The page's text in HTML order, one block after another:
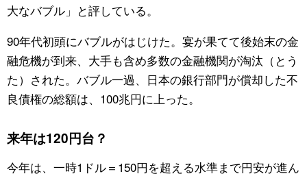
大なバブル」と評している。
90年代初頭にバブルがはじけた。宴が果てて後始末の金
融危機が到来、大手も含め多数の金融機関が淘汰（とう
た）された。バブル一過、日本の銀行部門が償却した不
良債権の総額は、100兆円に上った。
来年は120円台？
今年は、一時1ドル＝150円を超える水準まで円安が進ん